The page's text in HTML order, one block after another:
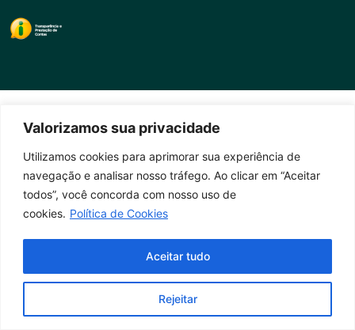
Valorizamos sua privacidade
Utilizamos cookies para aprimorar sua experiência de
navegação e analisar nosso tráfego. Ao clicar em “Aceitar
todos”, você concorda com nosso uso de
cookies. Política de Cookies
Rejeitar
Aceitar tudo